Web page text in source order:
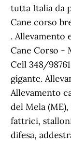
tutta Italia da
Cane corso
. Allevamento
Cane Corso -
Cell 348/
gigante.
Allevamento
del Mela
fattrici,
difesa,